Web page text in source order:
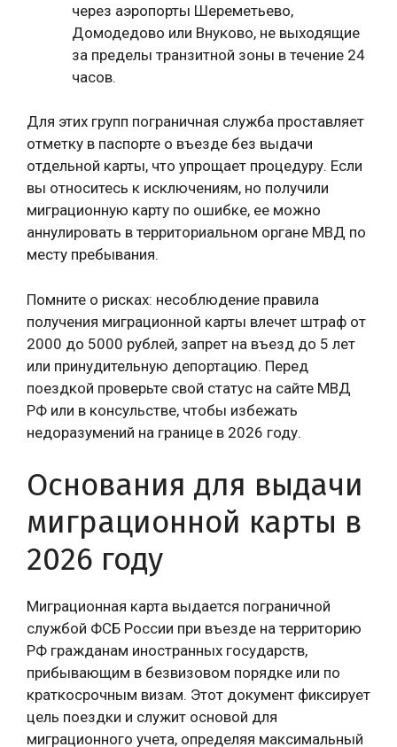
через аэропорты Шереметьево,
Домодедово или Внуково, не выходящие
за пределы транзитной зоны в течение 24
часов.
Для этих групп пограничная служба проставляет
отметку в паспорте о въезде без выдачи
отдельной карты, что упрощает процедуру. Если
вы относитесь к исключениям, но получили
миграционную карту по ошибке, ее можно
аннулировать в территориальном органе МВД по
месту пребывания.
Помните о рисках: несоблюдение правила
получения миграционной карты влечет штраф от
2000 до 5000 рублей, запрет на въезд до 5 лет
или принудительную депортацию. Перед
поездкой проверьте свой статус на сайте МВД
РФ или в консульстве, чтобы избежать
недоразумений на границе в 2026 году.
Основания для выдачи
миграционной карты в
2026 году
Миграционная карта выдается пограничной
службой ФСБ России при въезде на территорию
РФ гражданам иностранных государств,
прибывающим в безвизовом порядке или по
краткосрочным визам. Этот документ фиксирует
цель поездки и служит основой для
миграционного учета, определяя максимальный